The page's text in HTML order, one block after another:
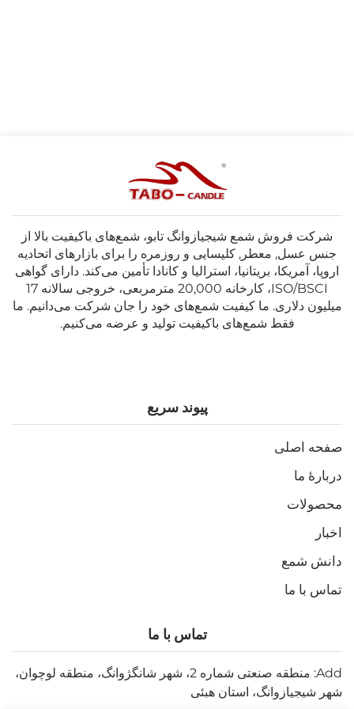
شرکت فروش شمع شیجیازوانگ تابو، شمع‌های باکیفیت بالا از
جنس عسل, معطر, کلیسایی و روزمره را برای بازارهای اتحادیه
اروپا، آمریکا، بریتانیا، استرالیا و کانادا تأمین می‌کند. دارای گواهی
ISO/BSCI، کارخانه 20,000 مترمربعی، خروجی سالانه 17
میلیون دلاری. ما کیفیت شمع‌های خود را جان شرکت می‌دانیم. ما
فقط شمع‌های باکیفیت تولید و عرضه می‌کنیم.
پیوند سریع
صفحه اصلی
دربارهٔ ما
محصولات
اخبار
دانش شمع
تماس با ما
تماس با ما
Add: منطقه صنعتی شماره 2، شهر شانگژوانگ، منطقه لوچوان،
شهر شیجیازوانگ، استان هبئی